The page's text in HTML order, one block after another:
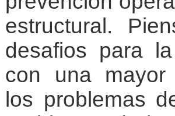
estructural.
desafios para
con una mayor
los problemas